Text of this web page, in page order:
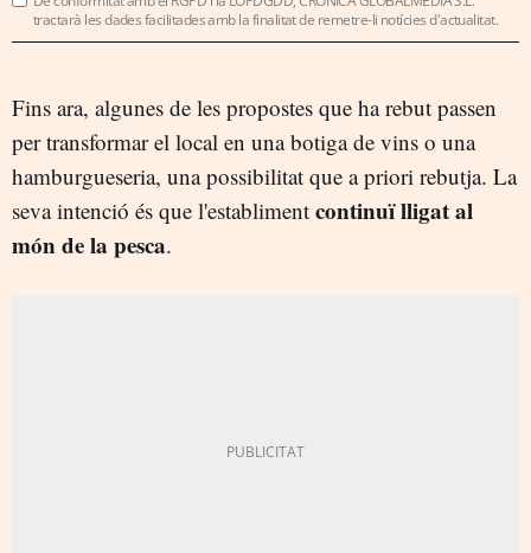
tractarà les dades facilitades amb la finalitat de remetre-li notícies d'actualitat.
Fins ara, algunes de les propostes que ha rebut passen
per transformar el local en una botiga de vins o una
hamburgueseria, una possibilitat que a priori rebutja. La
seva intenció és que l'establiment continuï lligat al
món de la pesca.